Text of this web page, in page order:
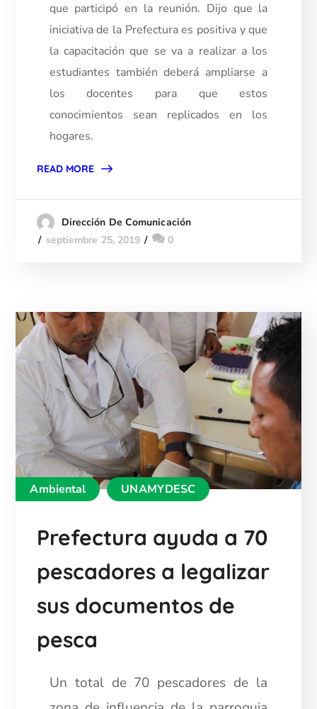
que participó en la reunión. Dijo que la
iniciativa de la Prefectura es positiva y que
la capacitación que se va a realizar a los
estudiantes también deberá ampliarse a
los docentes para que estos
conocimientos sean replicados en los
hogares.
READ MORE
Dirección De Comunicación
septiembre 25, 2019
0
Ambiental UNAMYDESC
Prefectura ayuda a 70
pescadores a legalizar
sus documentos de
pesca
Un total de 70 pescadores de la